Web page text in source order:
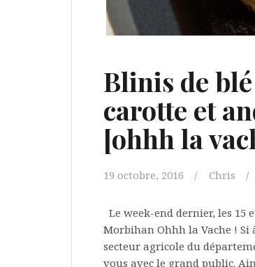
Blinis de
carotte et
[ohhh la
19 octobre, 2016 Chris
Le week-end dernier, les 15
Morbihan Ohhh la Vache !
secteur agricole du
vous avec le grand public.